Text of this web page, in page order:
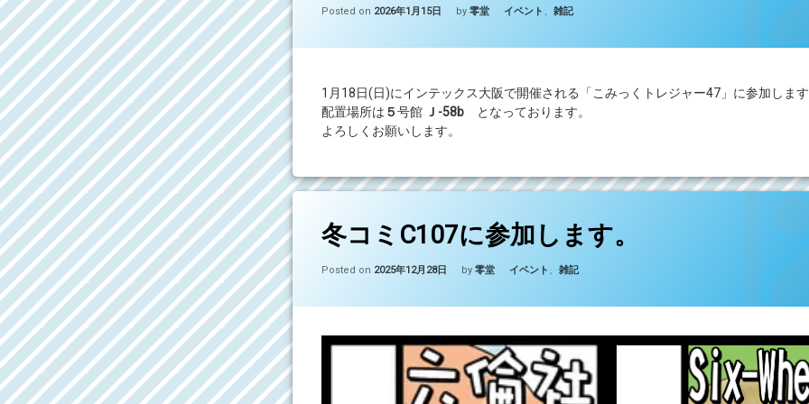
Posted on 2026年1月15日
Updated on 2026年1月15日
by 零堂 カテゴリー:
イベント 、 雑記
1月18日(日)にインテックス大阪で開催される「こみっくトレジャー47」に参加しま
配置場所は ５号館 Ｊ-58b となっております。
よろしくお願いします。
冬コミC107に参加します。
Posted on 2025年12月28日
Updated on 2026年1月15日
by 零堂 カテゴリー:
イベント 、 雑記